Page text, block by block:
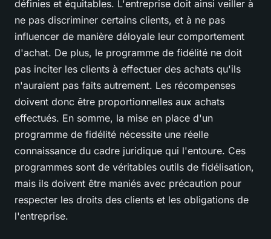
définies et équitables. L'entreprise doit ainsi veiller à
ne pas discriminer certains clients, et à ne pas
influencer de manière déloyale leur comportement
d'achat. De plus, le programme de fidélité ne doit
pas inciter les clients à effectuer des achats qu'ils
n'auraient pas faits autrement. Les récompenses
doivent donc être proportionnelles aux achats
effectués. En somme, la mise en place d'un
programme de fidélité nécessite une réelle
connaissance du cadre juridique qui l'entoure. Ces
programmes sont de véritables outils de fidélisation,
mais ils doivent être maniés avec précaution pour
respecter les droits des clients et les obligations de
l'entreprise.